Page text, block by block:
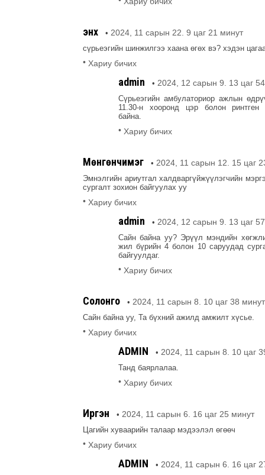
энх • 2024, 11 сарын 22. 9 цаг 21 минут
сүрьеэгийн шинжилгээ хаана өгөх вэ? хэдэн
• Хариу бичих
admin • 2024, 12 сарын 9. 13 цаг
Сүрьеэгийн амбулаториор ажлын
11.30-н хооронд цэр болон ринтген
байна.
• Хариу бичих
Мөнгөнчимэг • 2024, 11 сарын 12. 15 цаг
Эмнэлгийн ариутгал халдваргүйжүүлэгчийн
сургалт зохион байгуулах уу
• Хариу бичих
admin • 2024, 12 сарын 9. 13 цаг
Сайн байна уу? Эрүүл мэндийн
жил бүрийн 4 болон 10 саруудад
байгуулдаг.
• Хариу бичих
Солонго • 2024, 11 сарын 8. 10 цаг 38 минут
Сайн байна уу, Та бүхний ажилд амжилт хүсье.
• Хариу бичих
ADMIN • 2024, 11 сарын 8. 10 цаг
Танд баярлалаа.
• Хариу бичих
Иргэн • 2024, 11 сарын 6. 16 цаг 25 минут
Цагийн хуваарийн талаар мэдээлэл өгөөч
• Хариу бичих
ADMIN • 2024, 11 сарын 6. 16 цаг